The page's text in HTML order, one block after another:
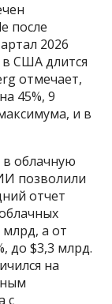
после
2026
США длится
отмечает,
45%, 9
и в
в облачную
позволили
отчет
млрд, а от
до $3,3 млрд.
на
с